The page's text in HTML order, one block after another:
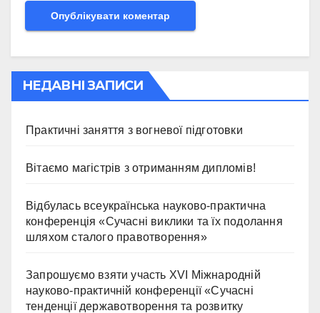
НЕДАВНІ ЗАПИСИ
Практичні заняття з вогневої підготовки
Вітаємо магістрів з отриманням дипломів!
Відбулась всеукраїнська науково-практична
конференція «Сучасні виклики та їх подолання
шляхом сталого правотворення»
Запрошуємо взяти участь ХVІ Міжнародній
науково-практичній конференції «Сучасні
тенденції державотворення та розвитку